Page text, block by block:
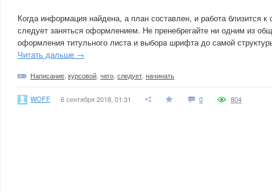
Когда информация найдена, а план составлен, и работа близится
следует заняться оформлением. Не пренебрегайте ни одним из
оформления титульного листа и выбора шрифта до самой
Читать дальше →
Написание курсовой чего следует начинать
WOFF 6 сентября 2018, 01:31 0 804